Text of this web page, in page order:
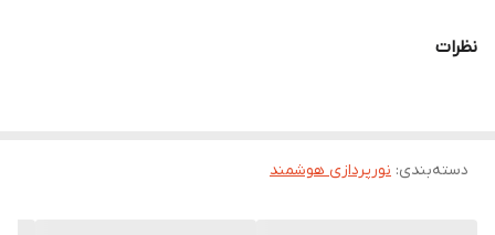
نظرات
دسته‌بندی: نورپردازی هوشمند